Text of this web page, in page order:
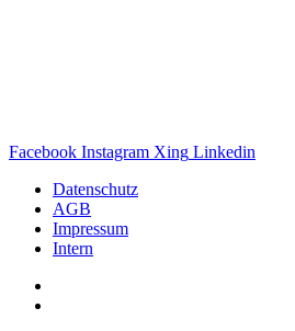
Facebook Instagram Xing Linkedin
Datenschutz
AGB
Impressum
Intern